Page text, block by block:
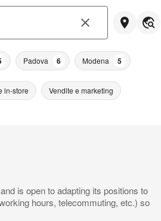
Padova 6 Modena 5
in-store Vendite e marketing
is open to adapting its positions to
hours, telecommuting, etc.) so